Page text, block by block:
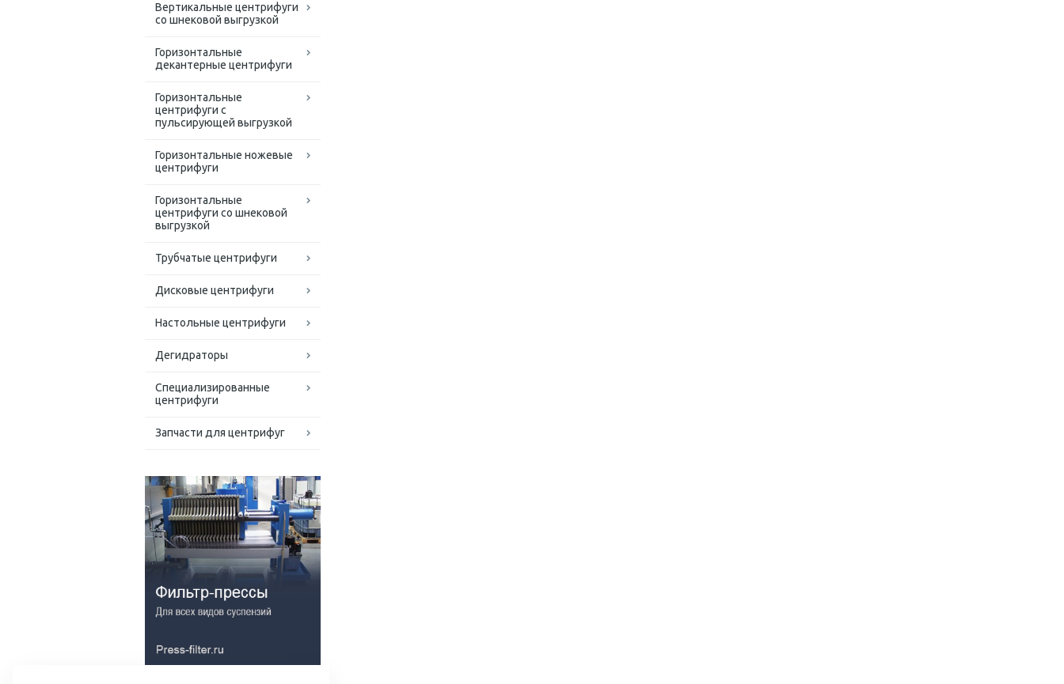
Вертикальные центрифуги
со шнековой выгрузкой
Горизонтальные
декантерные центрифуги
Горизонтальные
центрифуги с
пульсирующей выгрузкой
Горизонтальные ножевые
центрифуги
Горизонтальные
центрифуги со шнековой
выгрузкой
Трубчатые центрифуги
Дисковые центрифуги
Настольные центрифуги
Дегидраторы
Специализированные
центрифуги
Запчасти для центрифуг